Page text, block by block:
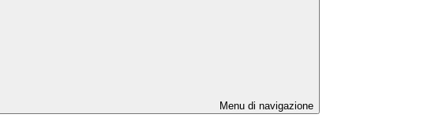
Menu di navigazione